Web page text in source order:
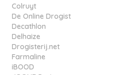
Colruyt
De Online Drogist
Decathlon
Delhaize
Drogisterij.net
Farmaline
iBOOD